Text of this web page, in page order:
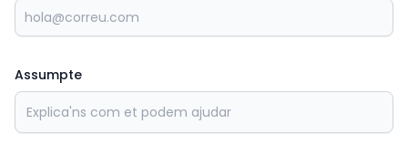
Assumpte